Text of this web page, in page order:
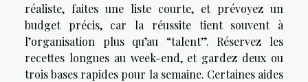
réaliste, faites une liste courte, et prévoyez un
budget précis, car la réussite tient souvent à
l’organisation plus qu’au “talent”. Réservez les
recettes longues au week-end, et gardez deux ou
trois bases rapides pour la semaine. Certaines aides